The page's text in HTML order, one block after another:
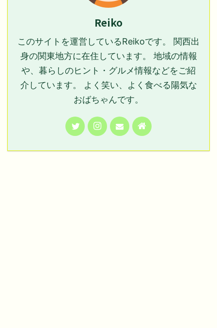
Reiko
このサイトを運営しているReikoです。 関西出
身の関東地方に在住しています。 地域の情報
や、暮らしのヒント・グルメ情報などをご紹
介しています。 よく笑い、よく食べる陽気な
おばちゃんです。